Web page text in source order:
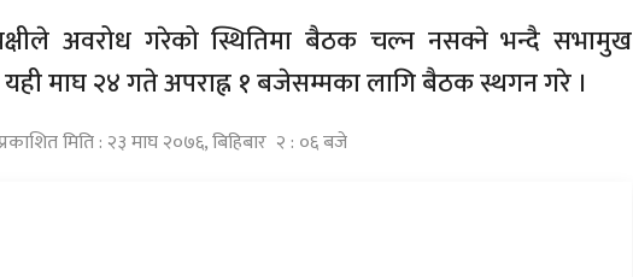
अवरोध गरेको स्थितिमा बैठक चल्न नसक्ने भन्दै सभामुख
माघ २४ गते अपराह्न १ बजेसम्मका लागि बैठक स्थगन गरे ।
मिति : २३ माघ २०७६, बिहिबार २ : ०६ बजे